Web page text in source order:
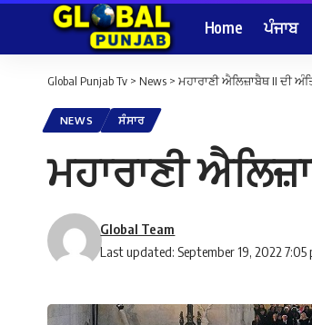
Home ਪੰਜਾਬ
Global Punjab Tv > News > ਮਹਾਰਾਣੀ ਐਲਿਜ਼ਾਬੈਥ II ਦੀ
NEWS ਸੰਸਾਰ
ਮਹਾਰਾਣੀ
Last updated: September 19, 2022 7:05
Global Team